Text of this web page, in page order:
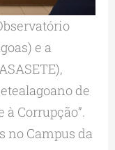
e a
de
à Corrupção”.
no Campus da